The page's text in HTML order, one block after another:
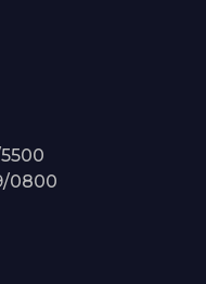
0800